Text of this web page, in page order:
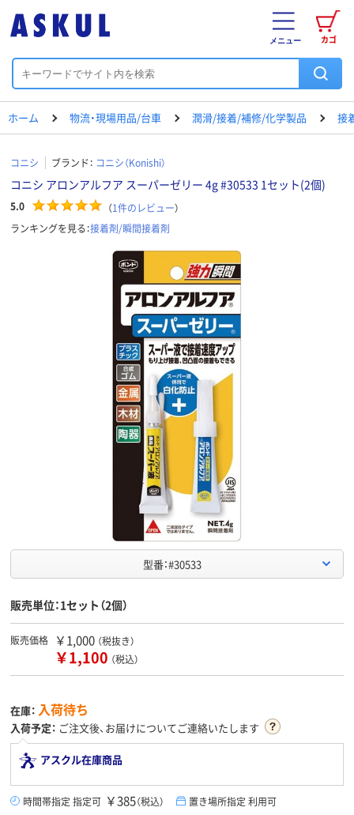
カゴ
メニュー
ホーム 物流・現場用品/台車 潤滑/接着/補修/化学製品 接
コニシ ブランド： コニシ（Konishi）
コニシ アロンアルフア スーパーゼリー 4g #30533 1セット(2個)
5.0 （1件のレビュー）
ランキングを見る：接着剤/瞬間接着剤
型番：#30533
販売単位：1セット（2個）
販売価格 ￥1,000 （税抜き）
￥1,100 （税込）
在庫： 入荷待ち
入荷予定： ご注文後、お届けについてご連絡いたします
アスクル在庫商品
時間帯指定 指定可 ￥385（税込） 置き場所指定 利用可